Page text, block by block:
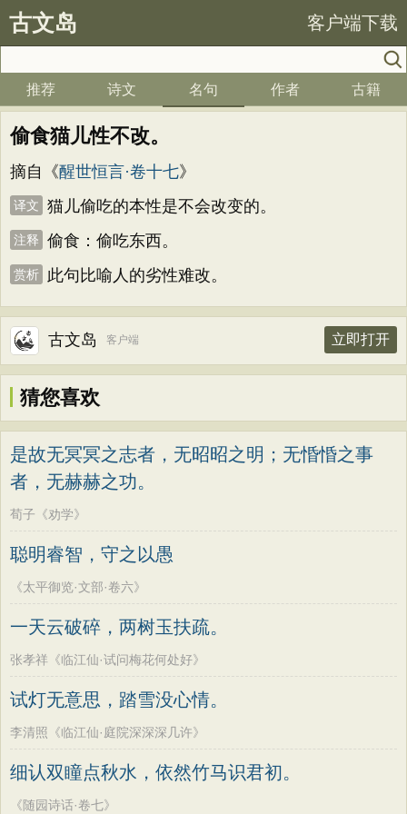
古文岛 客户端下载
推荐 诗文 名句 作者 古籍
偷食猫儿性不改。
摘自《醒世恒言·卷十七》
译文 猫儿偷吃的本性是不会改变的。
注释 偷食：偷吃东西。
赏析 此句比喻人的劣性难改。
古文岛 客户端 立即打开
猜您喜欢
是故无冥冥之志者，无昭昭之明；无惛惛之事
者，无赫赫之功。
荀子《劝学》
聪明睿智，守之以愚
《太平御览·文部·卷六》
一天云破碎，两树玉扶疏。
张孝祥《临江仙·试问梅花何处好》
试灯无意思，踏雪没心情。
李清照《临江仙·庭院深深深几许》
细认双瞳点秋水，依然竹马识君初。
《随园诗话·卷七》